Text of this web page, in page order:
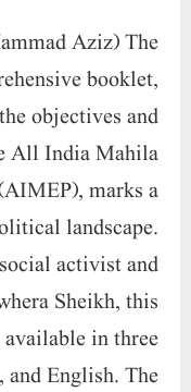
Sheikh, this
in three
and English. The
New Delhi, was
of notable figures
the President
Rahman Aziz,
and Mr. Zakir
expert from the
the ceremony,